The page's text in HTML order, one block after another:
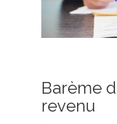
Barème
revenu